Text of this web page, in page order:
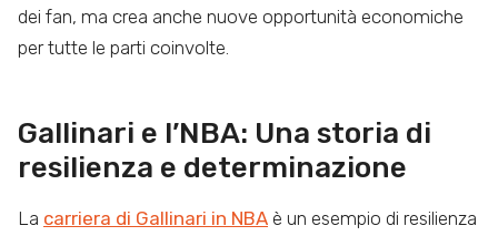
dei fan, ma crea anche nuove opportunità economiche
per tutte le parti coinvolte.
Gallinari e l’NBA: Una storia di
resilienza e determinazione
La carriera di Gallinari in NBA è un esempio di resilienza